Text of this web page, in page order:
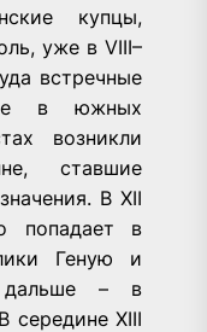
купцы,
уже в VIII–
встречные
в южных
возникли
ставшие
В XII
попадает в
Геную и
дальше – в
середине XIII